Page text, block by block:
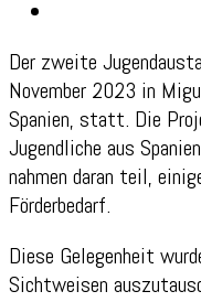
Der zweite
November 2023 in
Spanien, statt. Die
Jugendliche aus
nahmen daran teil,
Förderbedarf.
Diese Gelegenheit
Sichtweisen